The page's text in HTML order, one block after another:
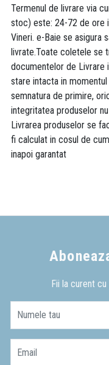
Termenul de livrare via
stoc) este: 24-72 de ore
Vineri. e-Baie se asigura
livrate.Toate coletele se
documentelor de Livrare
stare intacta in
semnatura de primire,
integritatea produselor
Livrarea produselor se
fi calculat in cosul de
inapoi garantat
Fii la curent
Numele tau
Email